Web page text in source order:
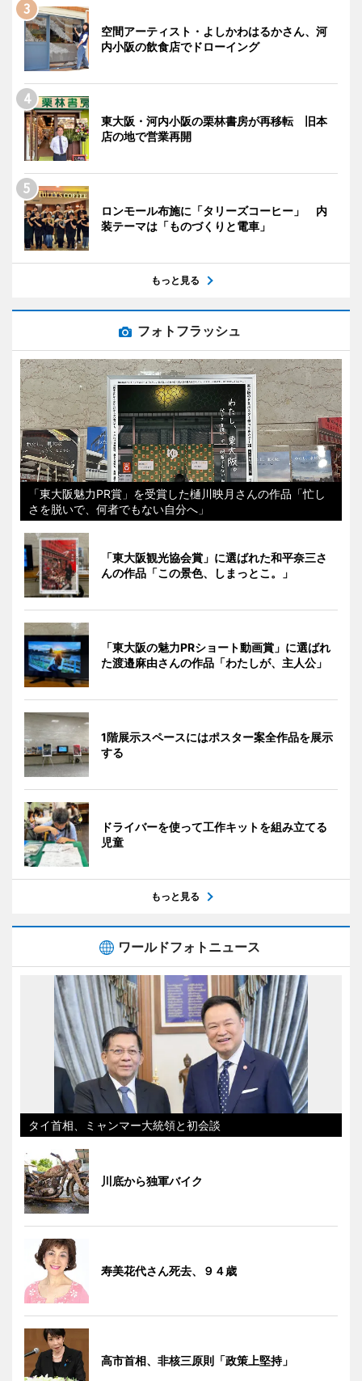
空間アーティスト・よしかわはるかさん、河
内小阪の飲食店でドローイング
東大阪・河内小阪の栗林書房が再移転 旧本
店の地で営業再開
ロンモール布施に「タリーズコーヒー」 内
装テーマは「ものづくりと電車」
もっと見る
フォトフラッシュ
「東大阪魅力PR賞」を受賞した樋川映月さんの作品「忙し
さを脱いで、何者でもない自分へ」
「東大阪観光協会賞」に選ばれた和平奈三さ
んの作品「この景色、しまっとこ。」
「東大阪の魅力PRショート動画賞」に選ばれ
た渡邉麻由さんの作品「わたしが、主人公」
1階展示スペースにはポスター案全作品を展示
する
ドライバーを使って工作キットを組み立てる
児童
もっと見る
ワールドフォトニュース
タイ首相、ミャンマー大統領と初会談
川底から独軍バイク
寿美花代さん死去、９４歳
高市首相、非核三原則「政策上堅持」